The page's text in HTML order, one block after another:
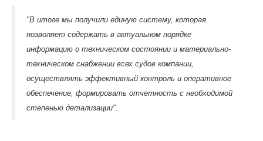
"В итоге мы получили единую систему, которая
позволяет содержать в актуальном порядке
информацию о техническом состоянии и материально-
техническом снабжении всех судов компании,
осуществлять эффективный контроль и оперативное
обеспечение, формировать отчетность с необходимой
степенью детализации".